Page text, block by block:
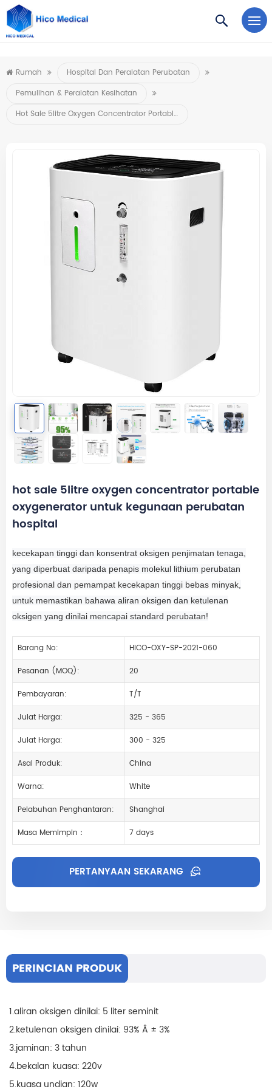
https://www.microsoft.com/en-us/microsoft-teams/log-in
Rumah
Hospital Dan Peralatan Perubatan
Pemulihan & Peralatan Kesihatan
Hot Sale 5litre Oxygen Concentrator Portable Oxygenerator Untuk Kegunaan Perubatan Hospital
hot sale 5litre oxygen concentrator portable
oxygenerator untuk kegunaan perubatan
hospital
kecekapan tinggi dan konsentrat oksigen penjimatan tenaga,
yang diperbuat daripada penapis molekul lithium perubatan
profesional dan pemampat kecekapan tinggi bebas minyak,
untuk memastikan bahawa aliran oksigen dan ketulenan
oksigen yang dinilai mencapai standard perubatan!
Barang No:
HICO-OXY-SP-2021-060
Pesanan (MOQ):
20
Pembayaran:
T/T
Julat Harga:
325 - 365
Julat Harga:
300 - 325
Asal Produk:
China
Warna:
White
Pelabuhan Penghantaran:
Shanghai
Masa Memimpin：
7 days
PERTANYAAN SEKARANG
PERINCIAN PRODUK
1.aliran oksigen dinilai: 5 liter seminit
2.ketulenan oksigen dinilai: 93% Â ± 3%
3.jaminan: 3 tahun
4.bekalan kuasa: 220v
5.kuasa undian: 120w